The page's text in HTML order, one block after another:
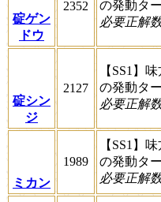
碇ゲン
ドウ
2352
の発動タ
必要正解
碇シン
ジ
2127
【SS1】
の発動タ
必要正解
ミカン
1989
【SS1】
の発動タ
必要正解